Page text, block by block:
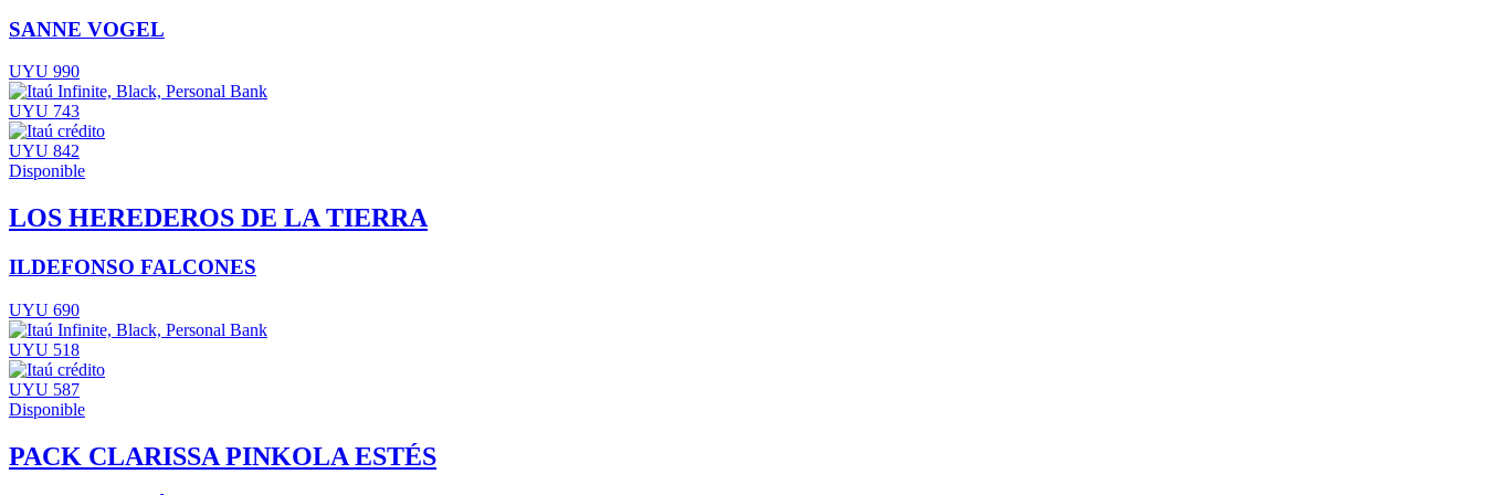
SANNE VOGEL
UYU 990
UYU 743
UYU 842
Disponible
LOS HEREDEROS DE LA TIERRA
ILDEFONSO FALCONES
UYU 690
UYU 518
UYU 587
Disponible
PACK CLARISSA PINKOLA ESTÉS